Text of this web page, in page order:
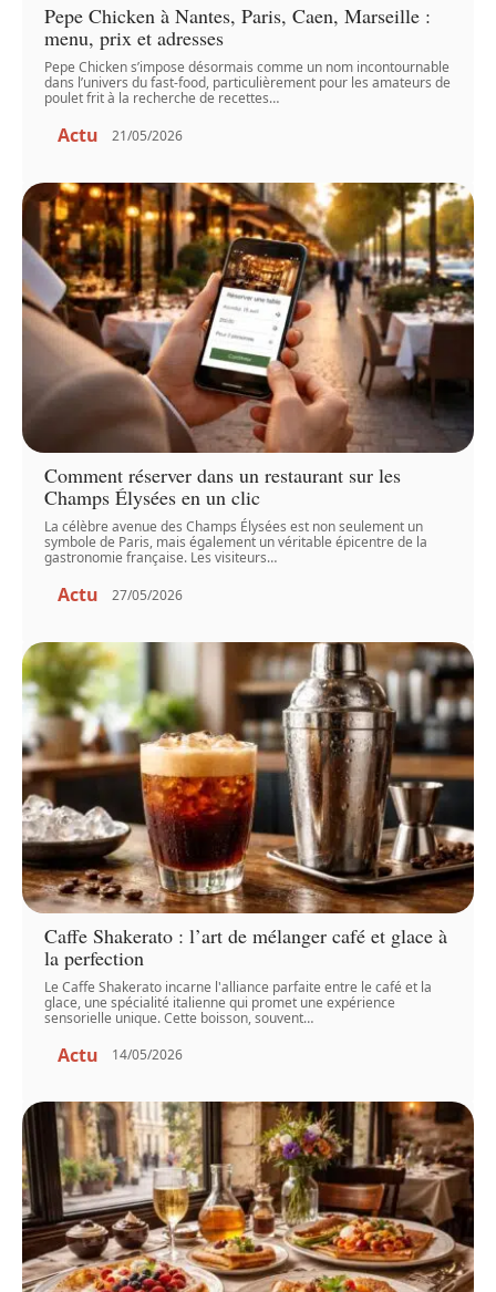
Pepe Chicken à Nantes, Paris, Caen, Marseille :
menu, prix et adresses
Pepe Chicken s’impose désormais comme un nom incontournable
dans l’univers du fast-food, particulièrement pour les amateurs de
poulet frit à la recherche de recettes…
Actu 21/05/2026
Comment réserver dans un restaurant sur les
Champs Élysées en un clic
La célèbre avenue des Champs Élysées est non seulement un
symbole de Paris, mais également un véritable épicentre de la
gastronomie française. Les visiteurs…
Actu 27/05/2026
Caffe Shakerato : l’art de mélanger café et glace à
la perfection
Le Caffe Shakerato incarne l'alliance parfaite entre le café et la
glace, une spécialité italienne qui promet une expérience
sensorielle unique. Cette boisson, souvent…
Actu 14/05/2026